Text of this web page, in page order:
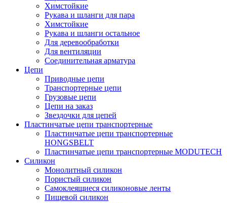
Химстойкие
Рукава и шланги для пара
Химстойкие
Рукава и шланги остальное
Для деревообработки
Для вентиляции
Соединительная арматура
Цепи
Приводные цепи
Транспортерные цепи
Грузовые цепи
Цепи на заказ
Звездочки для цепей
Пластинчатые цепи транспортерные
Пластинчатые цепи транспортерные
HONGSBELT
Пластинчатые цепи транспортерные MODUTECH
Силикон
Монолитный силикон
Пористый силикон
Самоклеящиеся силиконовые ленты
Пищевой силикон